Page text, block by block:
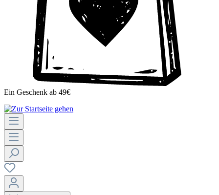
Ein Geschenk ab 49€